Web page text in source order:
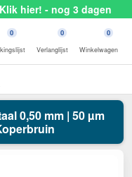
hier! - nog 3 dagen
0 0
Verlanglijst
0
Winkelwagen
0,50 mm | 50 µm